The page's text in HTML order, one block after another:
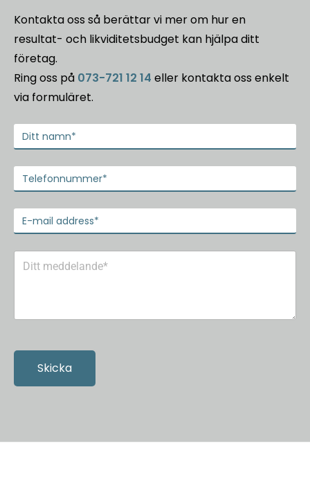
Kontakta oss så berättar vi mer om hur en
resultat- och likviditetsbudget kan hjälpa ditt
företag.
Ring oss på 073-721 12 14 eller kontakta oss enkelt
via formuläret.